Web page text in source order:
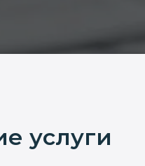
услуги